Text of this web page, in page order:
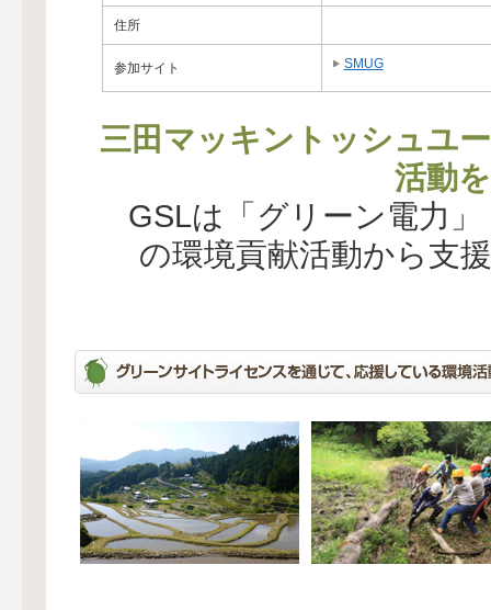
住所
参加サイト SMUG
三田マッキントッシュユ
活動
GSLは「グリーン電力
の環境貢献活動から支